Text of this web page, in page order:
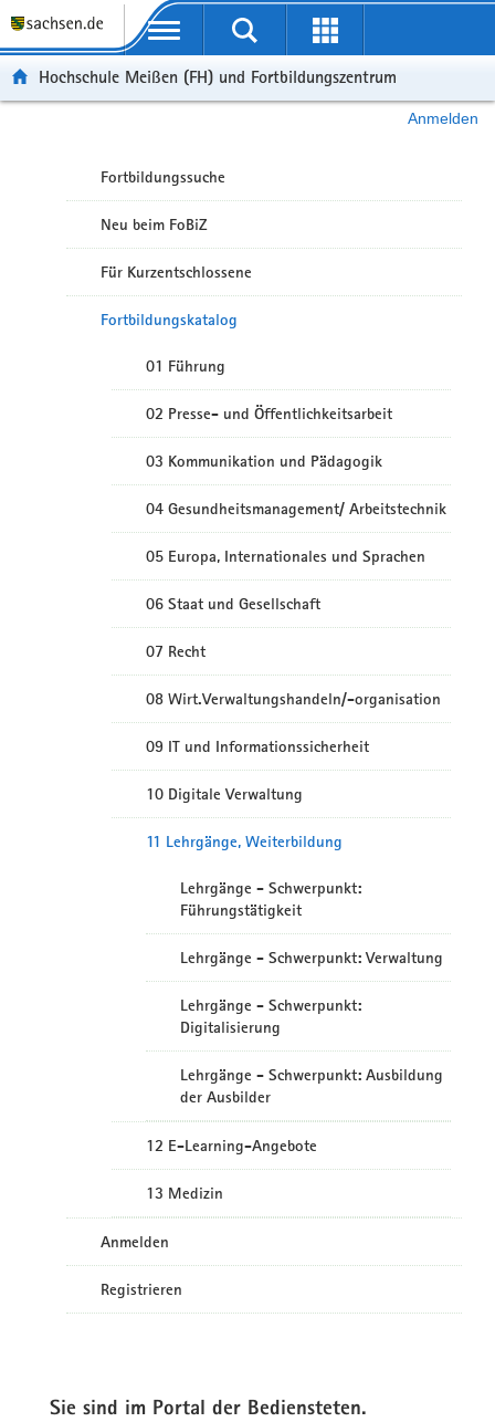
Portalübergreifende Navigation
Hochschule Meißen (FH) und Fortbildungszentrum
Anmelden
Fortbildungssuche
Neu beim FoBiZ
Für Kurzentschlossene
Fortbildungskatalog
01 Führung
02 Presse- und Öffentlichkeitsarbeit
03 Kommunikation und Pädagogik
04 Gesundheitsmanagement/ Arbeitstechnik
05 Europa, Internationales und Sprachen
06 Staat und Gesellschaft
07 Recht
08 Wirt.Verwaltungshandeln/-organisation
09 IT und Informationssicherheit
10 Digitale Verwaltung
11 Lehrgänge, Weiterbildung
Lehrgänge - Schwerpunkt:
Führungstätigkeit
Lehrgänge - Schwerpunkt: Verwaltung
Lehrgänge - Schwerpunkt:
Digitalisierung
Lehrgänge - Schwerpunkt: Ausbildung
der Ausbilder
12 E-Learning-Angebote
13 Medizin
Anmelden
Registrieren
Sie sind im Portal der Bediensteten.